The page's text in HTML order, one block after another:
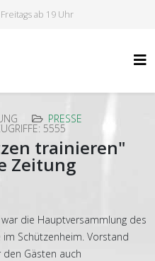
ab 19 Uhr
PRESSE
5555
trainieren"
Zeitung
war die Hauptversammlung des
Schützenheim. Vorstand
Gästen auch